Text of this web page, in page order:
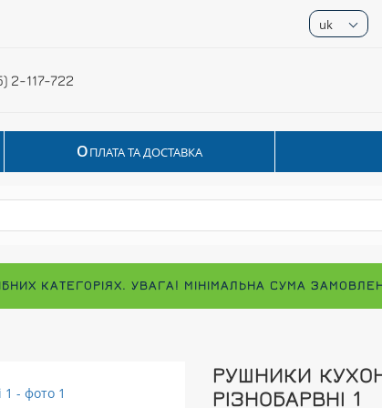
uk
2-117-722
ОПЛАТА ТА ДОСТАВКА
КАТЕГОРІЯХ. УВАГА! МІНІМАЛЬНА СУМА
РУШНИКИ
РІЗНОБАРВНІ 1